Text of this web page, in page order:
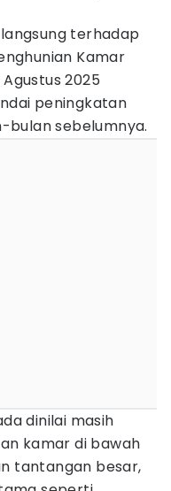
terhadap
Kamar
2025
peningkatan
bulan sebelumnya.
dinilai masih
kamar di bawah
tantangan besar,